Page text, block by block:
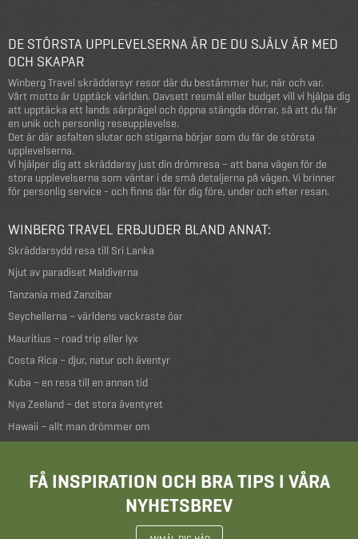
DE STÖRSTA UPPLEVELSERNA ÄR DE DU SJÄLV ÄR MED
OCH SKAPAR
Winberg Travel skräddarsyr resor där du bestämmer hur, när och var.
Vårt motto är Upptäck världen. Oavsett resmål eller budget vill vi hjälpa dig
att upptäcka ett lands särprägel och öppna stängda dörrar, så att du får
en unik och personlig reseupplevelse.
Det är där asfalten slutar och stigarna börjar som du får de största
upplevelserna.
Vi hjälper dig att skräddarsy just din drömresa – att bana vägen för de
stora upplevelserna som väntar i de små detaljerna på vägen. Vi brinner
för personlig service - och finns där för dig före, under och efter resan.
WINBERG TRAVEL ERBJUDER BLAND ANNAT:
Skräddarsydd resa till Sri Lanka
Njut av paradiset Maldiverna
Tanzania med Zanzibar
Seychellerna – världens vackraste öar
Mauritius – road trip eller lyx
Costa Rica – djur, natur och äventyr
Kuba – en resa till en annan tid
Nya Zeeland – det stora äventyret
Hawaii – allt man drömmer om
FÅ INSPIRATION OCH BRA TIPS I VÅRA
NYHETSBREV